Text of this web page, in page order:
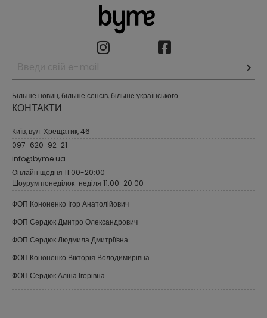
Більше новин, більше сенсів, більше українського!
КОНТАКТИ
Київ, вул. Хрещатик, 46
097-620-92-21
info@byme.ua
Онлайн щодня 11:00-20:00
Шоурум понеділок-неділя 11:00-20:00
ФОП Кононенко Ігор Анатолійович
ФОП Сердюк Дмитро Олександрович
ФОП Сердюк Людмила Дмитріївна
ФОП Кононенко Вікторія Володимирівна
ФОП Сердюк Аліна Ігорівна